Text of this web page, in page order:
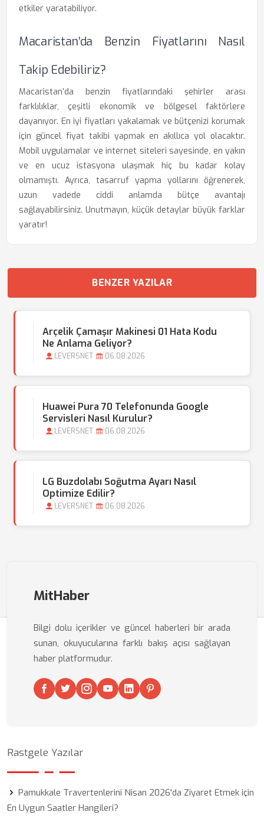
etkiler yaratabiliyor.
Macaristan’da Benzin Fiyatlarını Nasıl
Takip Edebiliriz?
Macaristan’da benzin fiyatlarındaki şehirler arası
farklılıklar, çeşitli ekonomik ve bölgesel faktörlere
dayanıyor. En iyi fiyatları yakalamak ve bütçenizi korumak
için güncel fiyat takibi yapmak en akıllıca yol olacaktır.
Mobil uygulamalar ve internet siteleri sayesinde, en yakın
ve en ucuz istasyona ulaşmak hiç bu kadar kolay
olmamıştı. Ayrıca, tasarruf yapma yollarını öğrenerek,
uzun vadede ciddi anlamda bütçe avantajı
sağlayabilirsiniz. Unutmayın, küçük detaylar büyük farklar
yaratır!
BENZER YAZILAR
Arçelik Çamaşır Makinesi 01 Hata Kodu
Ne Anlama Geliyor?
LEVERSNET 06.08.2026
Huawei Pura 70 Telefonunda Google
Servisleri Nasıl Kurulur?
LEVERSNET 06.08.2026
LG Buzdolabı Soğutma Ayarı Nasıl
Optimize Edilir?
LEVERSNET 06.08.2026
MitHaber
Bilgi dolu içerikler ve güncel haberleri bir arada
sunan, okuyucularına farklı bakış açısı sağlayan
haber platformudur.
Rastgele Yazılar
Pamukkale Travertenlerini Nisan 2026'da Ziyaret Etmek için
En Uygun Saatler Hangileri?